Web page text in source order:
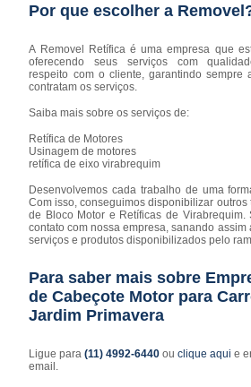
Por que escolher a
A Removel Retífica é uma empresa que
oferecendo seus serviços com
respeito com o cliente, garantindo sempre
contratam os serviços.
Saiba mais sobre os serviços de:
Retífica de Motores
Usinagem de motores
retífica de eixo virabrequim
Desenvolvemos cada trabalho de uma
Com isso, conseguimos disponibilizar outros
de Bloco Motor e Retíficas de Virabrequim.
contato com nossa empresa, sanando assim
serviços e produtos disponibilizados pelo
Para saber mais sobre
de Cabeçote Motor para
Jardim Primavera
Ligue para(11) 4992-6440ouclique aqui e
email.